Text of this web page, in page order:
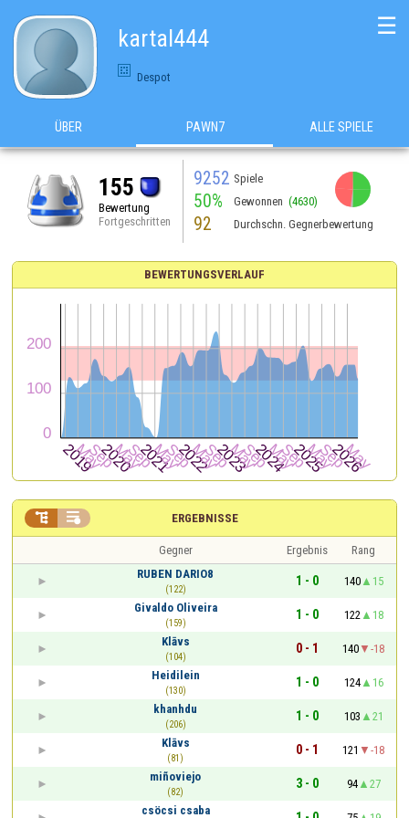
kartal444
Despot
☰
ÜBER PAWN7 ALLE SPIELE
155
Bewertung
Fortgeschritten
9252 Spiele
50% Gewonnen (4630)
92 Durchschn. Gegnerbewertung
BEWERTUNGSVERLAUF
ERGEBNISSE
 
Gegner Ergebnis
Rang
RUBEN DARIO8
(122)
1 - 0 140
15
Givaldo Oliveira
(159)
1 - 0 122
18
Klāvs
(104)
0 - 1 140
-18
Heidilein
(130)
1 - 0 124
16
khanhdu
(206)
1 - 0 103
21
Klāvs
(81)
0 - 1 121
-18
miñoviejo
(82)
3 - 0 94
27
csöcsi csaba